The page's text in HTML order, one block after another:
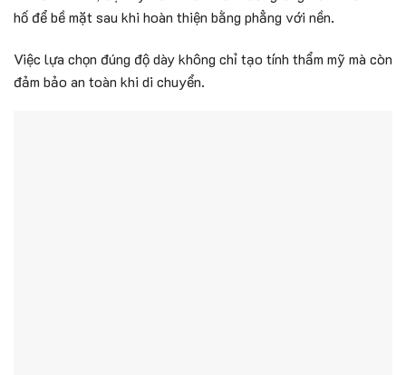
hố để bề mặt sau khi hoàn thiện bằng phẳng với nền.
Việc lựa chọn đúng độ dày không chỉ tạo tính thẩm mỹ mà còn
đảm bảo an toàn khi di chuyển.